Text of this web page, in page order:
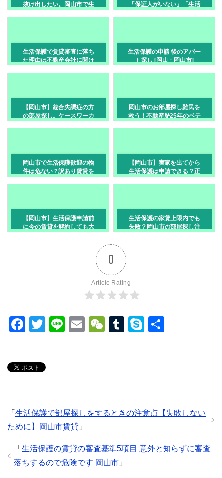
抜け出したい。岡山市で生
「保証人がいない」「生活
生活保護で賃貸審査に落ち
た理由は不動産会社に聞け
生活保護の申請 後のアパー
ト探し [岡山・岡山市]
【岡山市】統合失調症の方
の部屋探し。ケースワーカ
岡山市のお部屋探し難民を
救う！不動産歴25年のベテ
岡山市で生活保護歓迎の物
件は危ない？訳あり賃貸を
【岡山市】実家を出てから
生活保護は申請できる？正
【岡山市】生活保護申請前
に今の賃貸を解約しても大
生活保護の家賃上限内でも
失敗？岡山市の部屋探し注
0
Article Rating
F
e
b
o
k
T
er
Li
E
W
at
T
r
S
「 生活保護で部屋探しをするときの注意点【失敗しない
ために】岡山市賃貸 」
「 生活保護の賃貸の審査基準5項目 意外と知らずに審査
落ちするので危険です 岡山市 」